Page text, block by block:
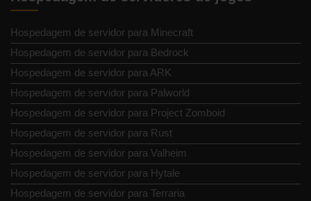
Hospedagem de servidor para Minecraft
Hospedagem de servidor para Bedrock
Hospedagem de servidor para ARK
Hospedagem de servidor para Palworld
Hospedagem de servidor para Project Zomboid
Hospedagem de servidor para Rust
Hospedagem de servidor para Valheim
Hospedagem de servidor para Hytale
Hospedagem de servidor para Terraria